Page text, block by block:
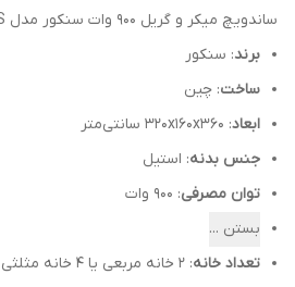
ساندویچ میکر و گریل 900 وات سنکور مدل Ssm9940SS
برند: سنکور
ساخت: چین
ابعاد: ۳۲۰x۱۶۰x۳۶۰ سانتی‌متر
جنس بدنه: استیل
توان مصرفی: 900 وات
بستن ...
تعداد خانه: ۲ خانه مربعی یا ۴ خانه مثلثی شکل